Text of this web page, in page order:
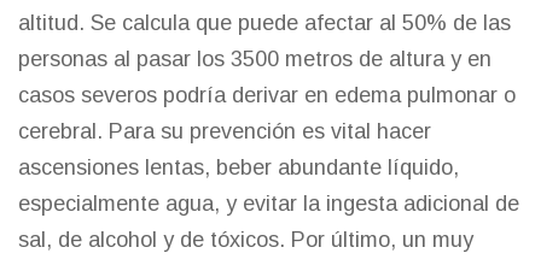
altitud. Se calcula que puede afectar al 50% de las
personas al pasar los 3500 metros de altura y en
casos severos podría derivar en edema pulmonar o
cerebral. Para su prevención es vital hacer
ascensiones lentas, beber abundante líquido,
especialmente agua, y evitar la ingesta adicional de
sal, de alcohol y de tóxicos. Por último, un muy